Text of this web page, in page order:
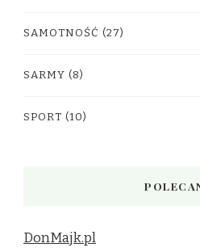
SAMOTNOŚĆ (27)
SARMY (8)
SPORT (10)
DonMajk.pl